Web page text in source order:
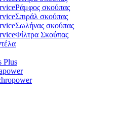
Ράμφος σκούπας
Σπιράλ σκούπας
Σωλήνας σκούπας
Φίλτρα Σκούπας
Plus